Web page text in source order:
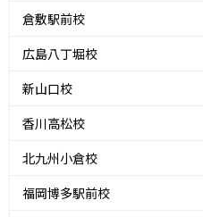
倉敷駅前校
広島八丁堀校
新山口校
香川高松校
北九州小倉校
福岡博多駅前校